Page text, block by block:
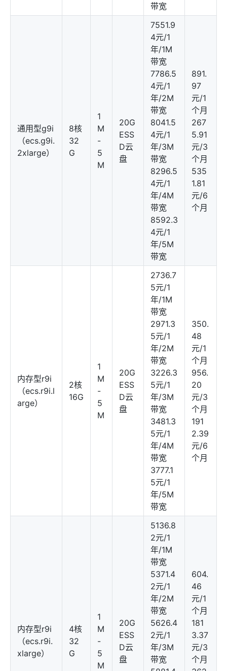
带宽
通用型g9i
（ecs.g9i.
2xlarge）
8核
32
G
1
M
-
5
M
20G
ESS
D云
盘
7551.9
4元/1
年/1M
带宽
7786.5
4元/1
年/2M
带宽
8041.5
4元/1
年/3M
带宽
8296.5
4元/1
年/4M
带宽
8592.3
4元/1
年/5M
带宽
891.
97
元/1
个月
267
5.91
元/3
个月
535
1.81
元/6
个月
内存型r9i
（ecs.r9i.l
arge）
2核
16G
1
M
-
5
M
20G
ESS
D云
盘
2736.7
5元/1
年/1M
带宽
2971.3
5元/1
年/2M
带宽
3226.3
5元/1
年/3M
带宽
3481.3
5元/1
年/4M
带宽
3777.1
5元/1
年/5M
带宽
350.
48
元/1
个月
956.
20
元/3
个月
191
2.39
元/6
个月
内存型r9i
（ecs.r9i.
xlarge）
4核
32
G
1
M
-
5
M
20G
ESS
D云
盘
5136.8
2元/1
年/1M
带宽
5371.4
2元/1
年/2M
带宽
5626.4
2元/1
年/3M
带宽
604.
46
元/1
个月
181
3.37
元/3
个月